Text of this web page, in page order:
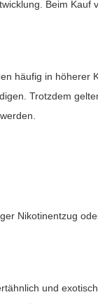
Beim Kauf
häufig in
Trotzdem
Nikotinentzug
und